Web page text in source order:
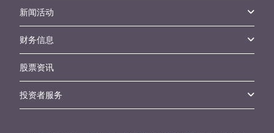
新闻活动
财务信息
股票资讯
投资者服务